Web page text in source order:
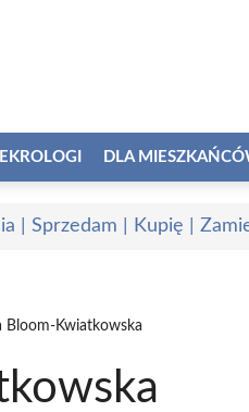
DLA
| Sprzedam | Kupię |
Bloom-Kwiatkowska